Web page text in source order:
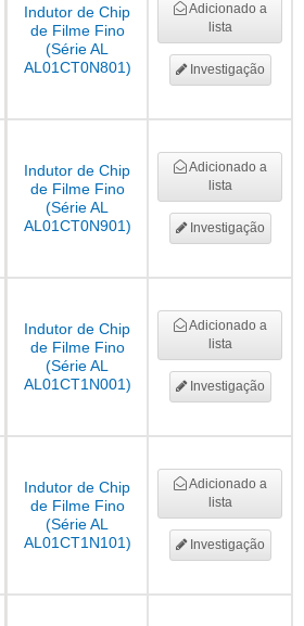
Indutor de Chip
de Filme Fino
(Série AL
AL01CT0N801)
Adicionado a
lista
Investigação
Indutor de Chip
de Filme Fino
(Série AL
AL01CT0N901)
Adicionado a
lista
Investigação
Indutor de Chip
de Filme Fino
(Série AL
AL01CT1N001)
Adicionado a
lista
Investigação
Indutor de Chip
de Filme Fino
(Série AL
AL01CT1N101)
Adicionado a
lista
Investigação